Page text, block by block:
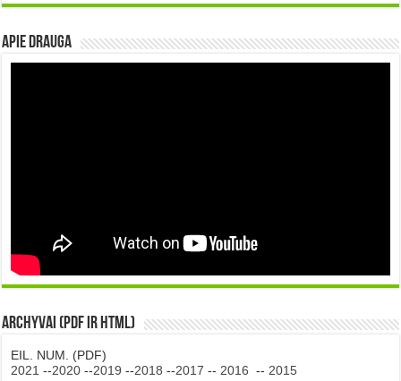
Apie DRAUGA
Archyvai (PDF ir HTML)
EIL. NUM. (PDF)
2021 --2020 --2019 --2018 --2017 -- 2016 -- 2015